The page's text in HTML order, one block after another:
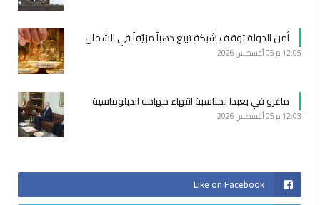
أمن الدولة توقف شبكة تبيع ذهباً مزيّفاً في الشمال
12:05 م 05 أغسطس 2026
ماغرو في بعبدا لمناسبة انتهاء مهامه الدبلوماسية
12:03 م 05 أغسطس 2026
Like on Facebook